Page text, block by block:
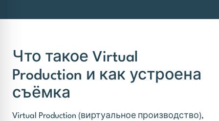
Что такое Virtual
Production и как устроена
съёмка
Virtual Production (виртуальное производство),